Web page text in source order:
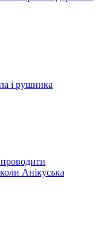
і рушника
Анікуська